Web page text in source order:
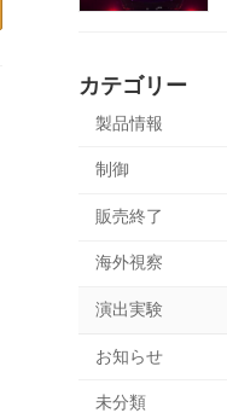
カテゴリー
製品情報
制御
販売終了
海外視察
演出実験
お知らせ
未分類